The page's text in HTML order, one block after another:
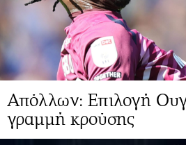
Απόλλων: Επιλογή
γραμμή κρούσης